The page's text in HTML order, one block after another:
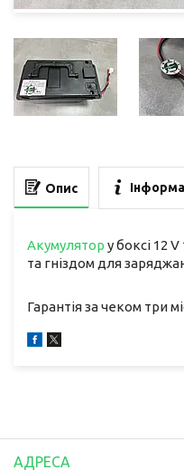
Опис
Акумулятор у боксі 12
та гніздом для
Гарантія за чеком три